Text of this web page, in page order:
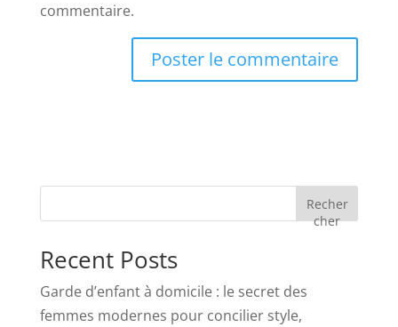
commentaire.
Recher
cher
Recent Posts
Garde d’enfant à domicile : le secret des
femmes modernes pour concilier style,